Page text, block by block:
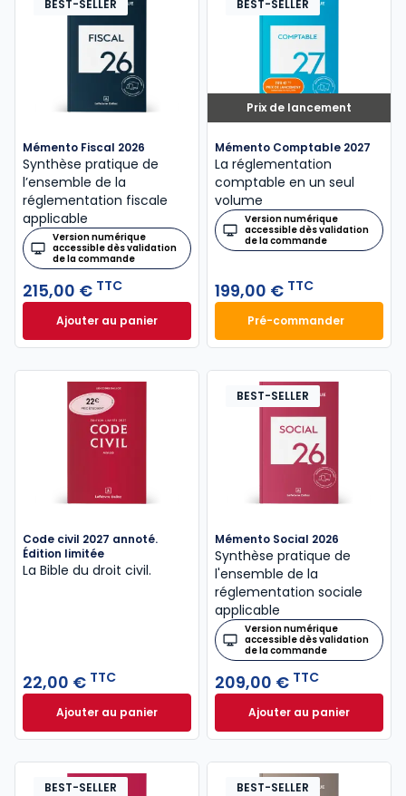
BEST-SELLER
Mémento Fiscal 2026
Synthèse pratique de
l’ensemble de la
réglementation fiscale
applicable
Version numérique
accessible dès validation
de la commande
215,00 € TTC
Ajouter au panierMémento Fiscal 2026 à 215,00 € TTC
Prix de lancement
BEST-SELLER
Mémento Comptable 2027
La réglementation
comptable en un seul
volume
Version numérique
accessible dès validation
de la commande
199,00 € TTC
Pré-commander
Mémento
Code civil 2027 annoté.
Édition limitée
La Bible du droit civil.
22,00 € TTC
Ajouter au panierCode civil 2027 annoté. Édition limitée à 22,00 € TTC
BEST-SELLER
Mémento Social 2026
Synthèse pratique de
l'ensemble de la
réglementation sociale
applicable
Version numérique
accessible dès validation
de la commande
209,00 € TTC
Ajouter au panier
Mémento Social
BEST-SELLER BEST-SELLER